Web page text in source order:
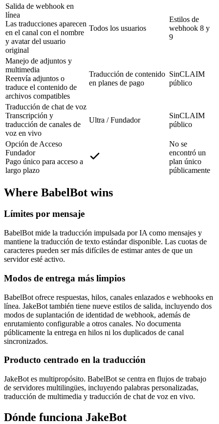
Salida de webhook en
línea
Las traducciones aparecen
en el canal con el nombre
y avatar del usuario
original
Todos los usuarios
Estilos de
webhook 8 y
9
Manejo de adjuntos y
multimedia
Reenvía adjuntos o
traduce el contenido de
archivos compatibles
Traducción de contenido
en planes de pago
SinCLAIM
público
Traducción de chat de voz
Transcripción y
traducción de canales de
voz en vivo
Ultra / Fundador
SinCLAIM
público
Opción de Acceso
Fundador
Pago único para acceso a
largo plazo
No se
encontró un
plan único
públicamente
Where BabelBot wins
Límites por mensaje
BabelBot mide la traducción impulsada por IA como mensajes y
mantiene la traducción de texto estándar disponible. Las cuotas de
caracteres pueden ser más difíciles de estimar antes de que un
servidor esté activo.
Modos de entrega más limpios
BabelBot ofrece respuestas, hilos, canales enlazados e webhooks en
línea. JakeBot también tiene nueve estilos de salida, incluyendo dos
modos de suplantación de identidad de webhook, además de
enrutamiento configurable a otros canales. No documenta
públicamente la entrega en hilos ni los duplicados de canal
sincronizados.
Producto centrado en la traducción
JakeBot es multipropósito. BabelBot se centra en flujos de trabajo
de servidores multilingües, incluyendo palabras personalizadas,
traducción de multimedia y traducción de chat de voz en vivo.
Dónde funciona JakeBot